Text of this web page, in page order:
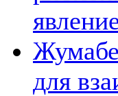
для